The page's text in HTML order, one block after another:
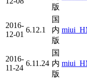
版
2016-
12-01
6.12.1
国
内
版
2016-
11-24
6.11.24
国
内
版